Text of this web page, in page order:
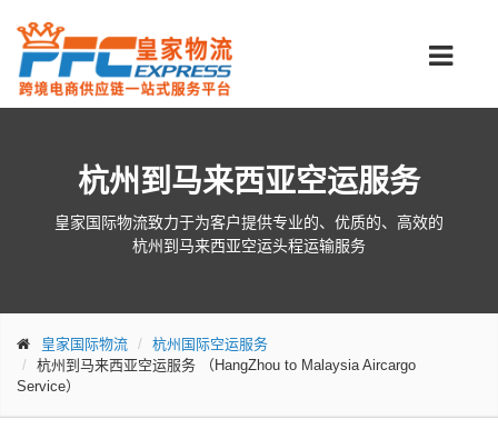
杭州到马来西亚空运服务
皇家国际物流致力于为客户提供专业的、优质的、高效的
杭州到马来西亚空运头程运输服务
皇家国际物流
杭州国际空运服务
杭州到马来西亚空运服务 （HangZhou to Malaysia Aircargo
Service）